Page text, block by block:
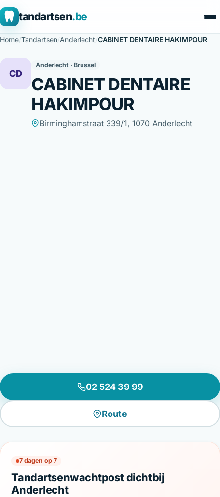
tandartsen.be
Home/Tandartsen/Anderlecht/CABINET DENTAIRE HAKIMPOUR
CD
Anderlecht · Brussel
CABINET DENTAIRE
HAKIMPOUR
Birminghamstraat 339/1, 1070 Anderlecht
02 524 39 99
Route
7 dagen op 7
Tandartsenwachtpost dichtbij
Anderlecht